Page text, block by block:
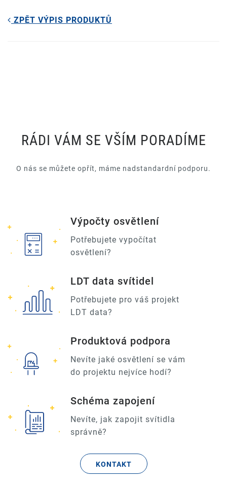
ZPĚT VÝPIS PRODUKTŮ
RÁDI VÁM SE VŠÍM PORADÍME
O nás se můžete opřít, máme nadstandardní podporu.
Výpočty osvětlení
Potřebujete vypočítat
osvětlení?
LDT data svítidel
Potřebujete pro váš projekt
LDT data?
Produktová podpora
Nevíte jaké osvětlení se vám
do projektu nejvíce hodí?
Schéma zapojení
Nevíte, jak zapojit svítidla
správně?
KONTAKT